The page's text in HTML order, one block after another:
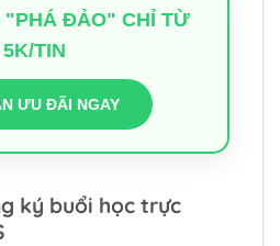
"PHÁ ĐẢO" CHỈ TỪ
5K/TIN
ƯU ĐÃI NGAY
ký buổi học trực